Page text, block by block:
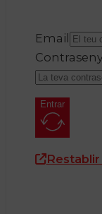
Email
Entrar